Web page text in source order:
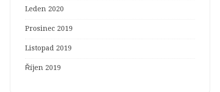
Leden 2020
Prosinec 2019
Listopad 2019
Říjen 2019